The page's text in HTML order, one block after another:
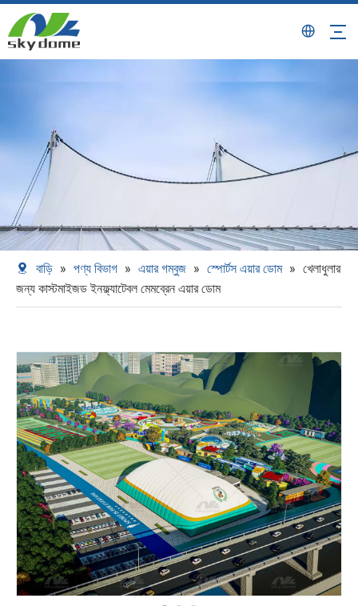
বাড়ি » পণ্য বিভাগ » এয়ার গম্বুজ » স্পোর্টস এয়ার ডোম » খেলাধুলার
জন্য কাস্টমাইজড ইনফ্ল্যাটেবল মেমব্রেন এয়ার ডোম